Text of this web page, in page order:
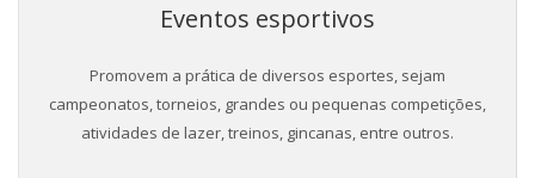
Eventos esportivos
Promovem a prática de diversos esportes, sejam
campeonatos, torneios, grandes ou pequenas competições,
atividades de lazer, treinos, gincanas, entre outros.